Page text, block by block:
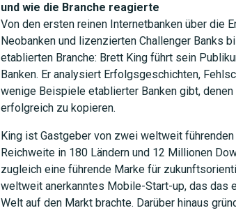
und wie die Branche reagierte
Von den ersten reinen Internetbanken über die
Neobanken und lizenzierten Challenger Banks
etablierten Branche: Brett King führt sein
Banken. Er analysiert Erfolgsgeschichten,
wenige Beispiele etablierter Banken gibt,
erfolgreich zu kopieren.
King ist Gastgeber von zwei weltweit
Reichweite in 180 Ländern und 12 Millionen
zugleich eine führende Marke für
weltweit anerkanntes Mobile-Start-up, das das
Welt auf den Markt brachte. Darüber hinaus